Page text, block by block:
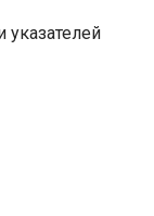
указателей